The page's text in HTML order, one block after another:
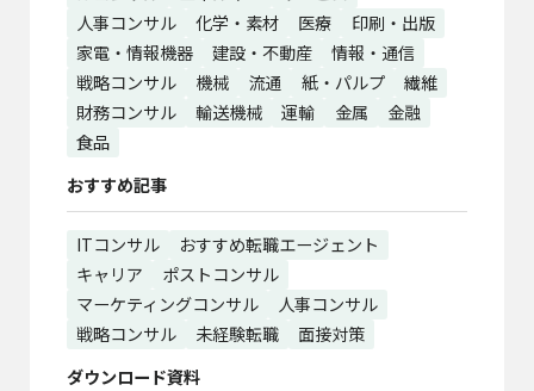
人事コンサル
化学・素材 医療
印刷・出版
家電・情報機器
建設・不動産
情報・通信
戦略コンサル
機械 流通 紙・パルプ
繊維
財務コンサル
輸送機械 運輸 金属
金融
食品
おすすめ記事
ITコンサル
おすすめ転職エージェント
キャリア
ポストコンサル
マーケティングコンサル
人事コンサル
戦略コンサル
未経験転職
面接対策
ダウンロード資料